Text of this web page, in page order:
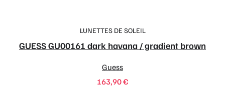
LUNETTES DE SOLEIL
GUESS GU00161 dark havana / gradient brown
Guess
163,90€